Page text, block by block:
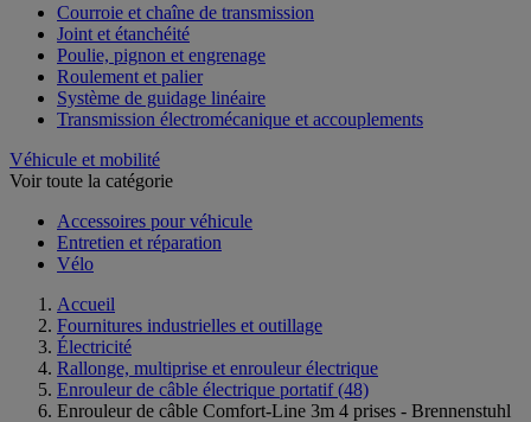
Courroie et chaîne de transmission
Joint et étanchéité
Poulie, pignon et engrenage
Roulement et palier
Système de guidage linéaire
Transmission électromécanique et accouplements
Véhicule et mobilité
Voir toute la catégorie
Accessoires pour véhicule
Entretien et réparation
Vélo
Accueil
Fournitures industrielles et outillage
Électricité
Rallonge, multiprise et enrouleur électrique
Enrouleur de câble électrique portatif (48)
Enrouleur de câble Comfort-Line 3m 4 prises - Brennenstuhl